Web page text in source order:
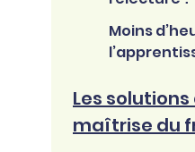
Moins
Les
maîtrise du